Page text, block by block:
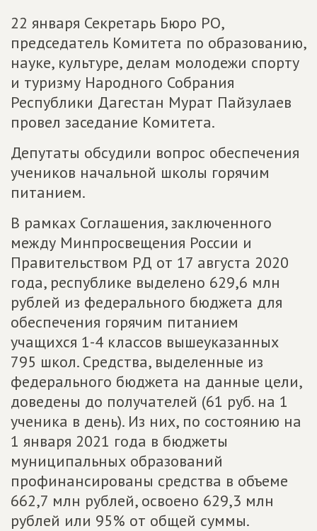
22 января Секретарь Бюро РО,
председатель Комитета по образованию,
науке, культуре, делам молодежи спорту
и туризму Народного Собрания
Республики Дагестан Мурат Пайзулаев
провел заседание Комитета.
Депутаты обсудили вопрос обеспечения
учеников начальной школы горячим
питанием.
В рамках Соглашения, заключенного
между Минпросвещения России и
Правительством РД от 17 августа 2020
года, республике выделено 629,6 млн
рублей из федерального бюджета для
обеспечения горячим питанием
учащихся 1-4 классов вышеуказанных
795 школ. Средства, выделенные из
федерального бюджета на данные цели,
доведены до получателей (61 руб. на 1
ученика в день). Из них, по состоянию на
1 января 2021 года в бюджеты
муниципальных образований
профинансированы средства в объеме
662,7 млн рублей, освоено 629,3 млн
рублей или 95% от общей суммы.